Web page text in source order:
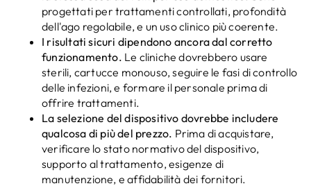
progettati per trattamenti controllati, profondità
dell'ago regolabile, e un uso clinico più coerente.
I risultati sicuri dipendono ancora dal corretto
funzionamento. Le cliniche dovrebbero usare
sterili, cartucce monouso, seguire le fasi di controllo
delle infezioni, e formare il personale prima di
offrire trattamenti.
La selezione del dispositivo dovrebbe includere
qualcosa di più del prezzo. Prima di acquistare,
verificare lo stato normativo del dispositivo,
supporto al trattamento, esigenze di
manutenzione, e affidabilità dei fornitori.